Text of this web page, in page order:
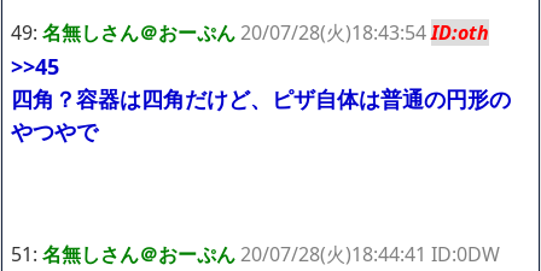
49: 名無しさん＠おーぷん20/07/28(火)18:43:54ID:oth
>>45
四角？容器は四角だけど、ピザ自体は普通の円形の
やつやで
51: 名無しさん＠おーぷん20/07/28(火)18:44:41 ID:0DW